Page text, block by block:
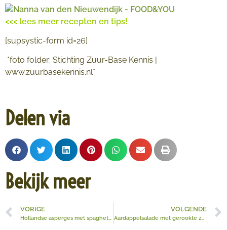
<<< lees meer recepten en tips!
[supsystic-form id=26]
*foto folder: Stichting Zuur-Base Kennis |
www.zuurbasekennis.nl*
Delen via
Bekijk meer
VORIGE
Hollandse asperges met spaghetti, ei en rookvlees
VOLGENDE
Aardappelsalade met gerookte zalm, rucola en tahin